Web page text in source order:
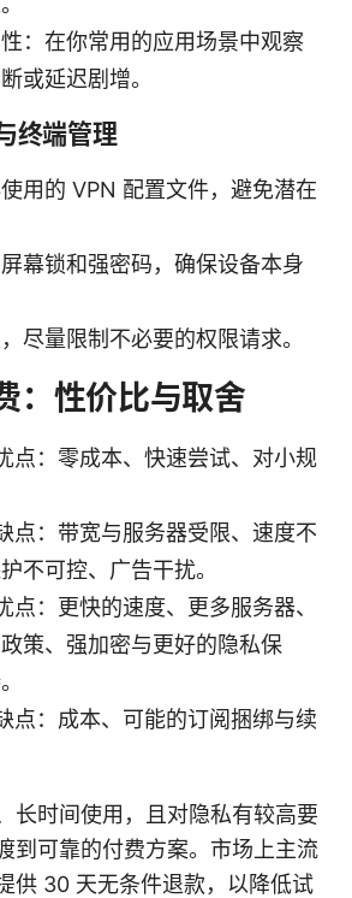
：在你常用的应用场景中观察
或延迟剧增。
终端管理
用的 VPN 配置文件，避免潜在
幕锁和强密码，确保设备本身
尽量限制不必要的权限请求。
：性价比与取舍
点：零成本、快速尝试、对小规
点：带宽与服务器受限、速度不
不可控、广告干扰。
点：更快的速度、更多服务器、
策、强加密与更好的隐私保
点：成本、可能的订阅捆绑与续
长时间使用，且对隐私有较高要
到可靠的付费方案。市场上主流
供 30 天无条件退款，以降低试